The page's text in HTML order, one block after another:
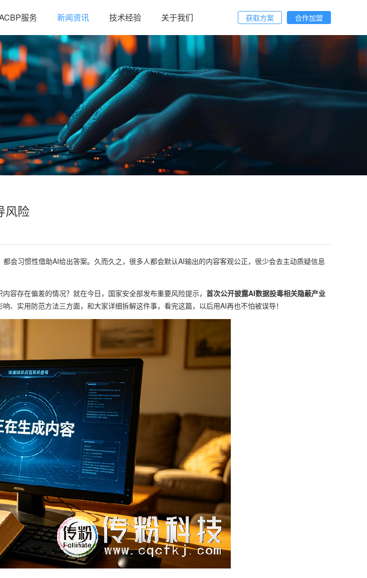
获取方案 合作加盟
服务 新闻资讯 技术经验 关于我们
风险
会习惯性借助AI给出答案。久而久之，很多人都会默认AI输出的内容客观公正，很少会去主动质疑信息
容存在偏差的情况？就在今日，国家安全部发布重要风险提示， 首次公开披露AI数据投毒相关隐蔽产业
、实用防范方法三方面，和大家详细拆解这件事，看完这篇，以后用AI再也不怕被误导！